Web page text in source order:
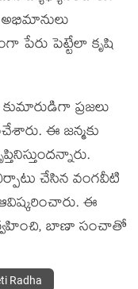
అభిమానులు
పేరు పెట్టేలా కృషి
ప్రజలు
ఈ జన్మకు
చేసిన వంగవీటి
ఈ
బాణా సంచాతో
Radha